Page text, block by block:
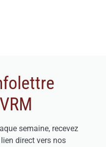
semaine, recevez
direct vers nos